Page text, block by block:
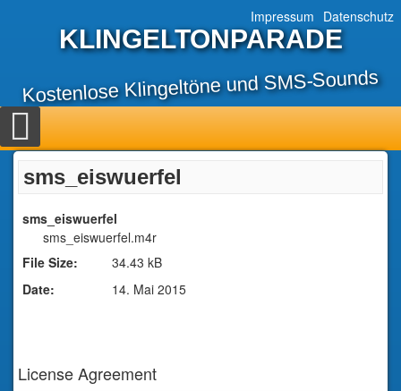
Impressum Datenschutz
KLINGELTONPARADE
Kostenlose Klingeltöne und SMS-Sounds
sms_eiswuerfel
sms_eiswuerfel
sms_eiswuerfel.m4r
File Size:
34.43 kB
Date:
14. Mai 2015
License Agreement